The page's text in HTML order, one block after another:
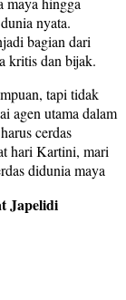
nyata.
bagian dari
kritis dan bijak.
tapi tidak
agen utama dalam
cerdas
hari Kartini, mari
didunia maya
Japelidi